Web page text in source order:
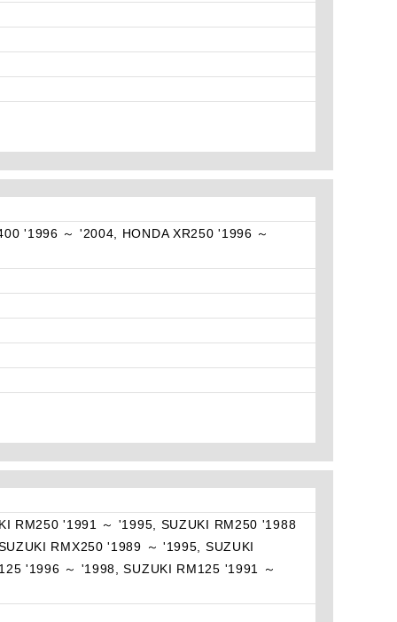
'1996 ～ '2004, HONDA XR250 '1996 ～
RM250 '1991 ～ '1995, SUZUKI RM250 '1988
RMX250 '1989 ～ '1995, SUZUKI
'1996 ～ '1998, SUZUKI RM125 '1991 ～